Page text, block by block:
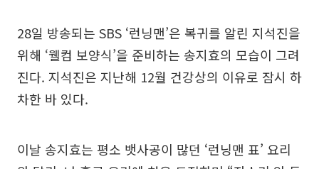
28일 방송되는 SBS ‘런닝맨’은 복귀를 알린 지석진을
위해 ‘웰컴 보양식’을 준비하는 송지효의 모습이 그려
진다. 지석진은 지난해 12월 건강상의 이유로 잠시 하
차한 바 있다.
이날 송지효는 평소 뱃사공이 많던 ‘런닝맨 표’ 요리